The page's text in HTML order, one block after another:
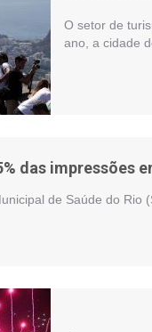
O setor de
ano, a cidade
das impressões
de Saúde do Rio